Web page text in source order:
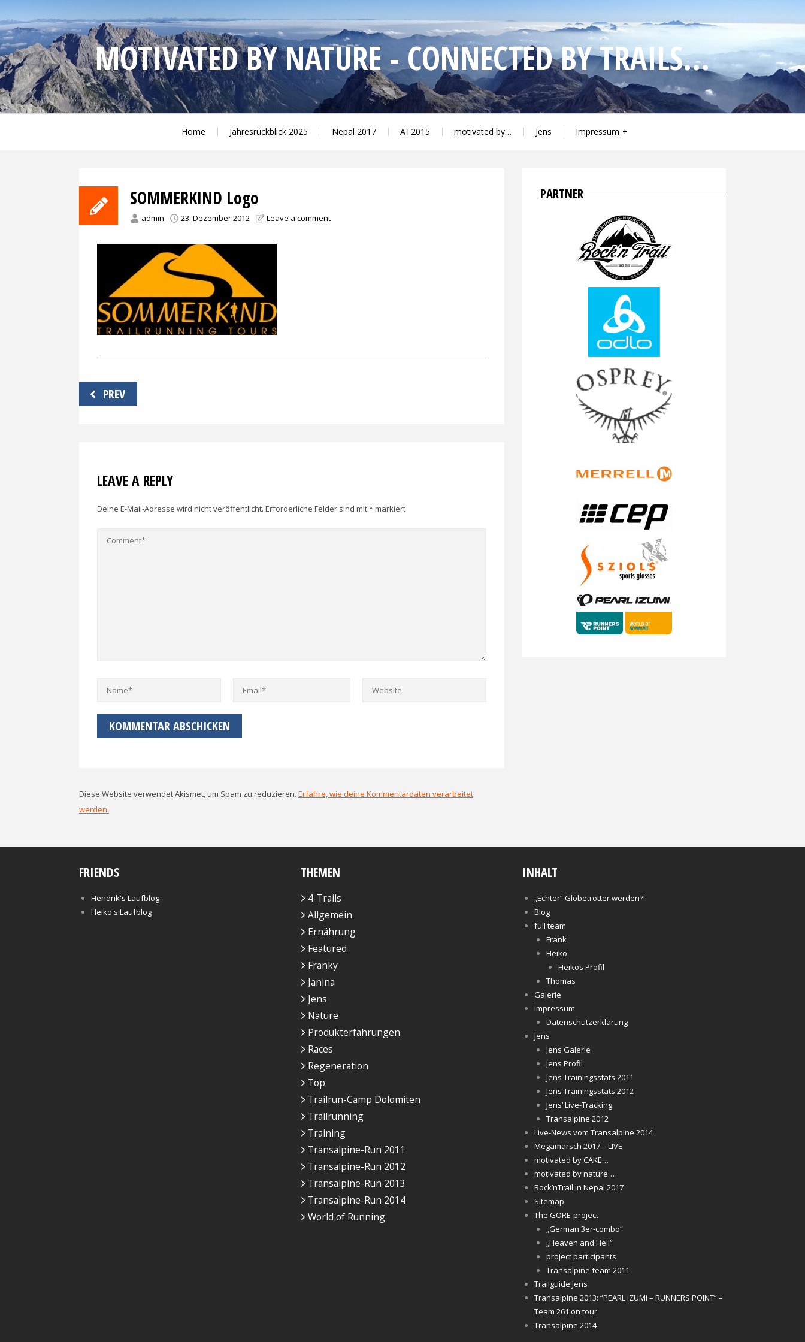
to
content
MOTIVATED BY NATURE - CONNECTED BY TRAILS...
Blog from trailrunning Jens
Home Jahresrückblick 2025 Nepal 2017 AT2015 motivated by… Jens Impressum
SOMMERKIND Logo
admin 23. Dezember 2012 Leave a comment
Beitragsnavigation
PREV
LEAVE A REPLY
Deine E-Mail-Adresse wird nicht veröffentlicht. Erforderliche Felder sind mit*markiert
Diese Website verwendet Akismet, um Spam zu reduzieren. Erfahre, wie deine Kommentardaten verarbeitet
werden.
PARTNER
FRIENDS
Hendrik's Laufblog
Heiko's Laufblog
THEMEN
4-Trails
Allgemein
Ernährung
Featured
Franky
Janina
Jens
Nature
Produkterfahrungen
Races
Regeneration
Top
Trailrun-Camp Dolomiten
Trailrunning
Training
Transalpine-Run 2011
Transalpine-Run 2012
Transalpine-Run 2013
Transalpine-Run 2014
World of Running
INHALT
„Echter“ Globetrotter werden?!
Blog
full team
Frank
Heiko
Heikos Profil
Thomas
Galerie
Impressum
Datenschutzerklärung
Jens
Jens Galerie
Jens Profil
Jens Trainingsstats 2011
Jens Trainingsstats 2012
Jens‘ Live-Tracking
Transalpine 2012
Live-News vom Transalpine 2014
Megamarsch 2017 – LIVE
motivated by CAKE…
motivated by nature…
Rock’nTrail in Nepal 2017
Sitemap
The GORE-project
„German 3er-combo“
„Heaven and Hell“
project participants
Transalpine-team 2011
Trailguide Jens
Transalpine 2013: “PEARL iZUMi – RUNNERS POINT” –
Team 261 on tour
Transalpine 2014